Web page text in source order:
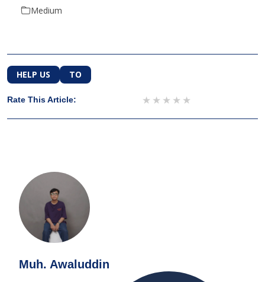
Medium
HELP US TO
Rate This Article: 4 stars
3 stars
2 stars
1 star
Muh. Awaluddin